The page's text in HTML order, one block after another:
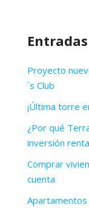
Proyecto
´s Club
¡Última torre
¿Por qué
inversión
Comprar
cuenta
Apartamentos